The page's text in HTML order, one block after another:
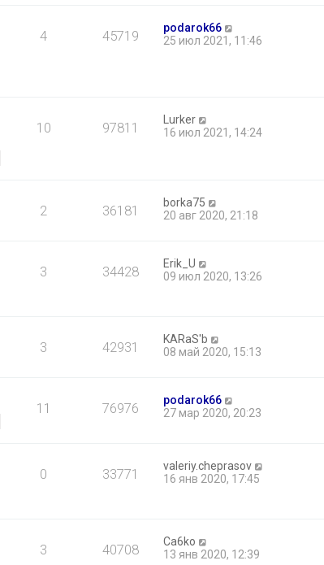
4 45719
podarok66
25 июл 2021, 11:46
10 97811
Lurker
16 июл 2021, 14:24
2 36181
borka75
20 авг 2020, 21:18
3 34428
Erik_U
09 июл 2020, 13:26
3 42931
KARaS'b
08 май 2020, 15:13
11 76976
podarok66
27 мар 2020, 20:23
0 33771
valeriy.cheprasov
16 янв 2020, 17:45
3 40708
Ca6ko
13 янв 2020, 12:39